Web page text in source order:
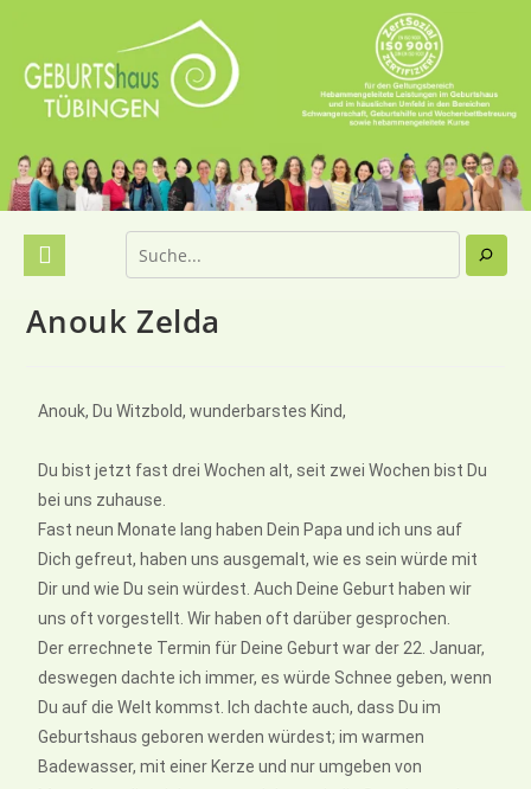
Anouk Zelda
Anouk, Du Witzbold, wunderbarstes Kind,
Du bist jetzt fast drei Wochen alt, seit zwei Wochen bist Du
bei uns zuhause.
Fast neun Monate lang haben Dein Papa und ich uns auf
Dich gefreut, haben uns ausgemalt, wie es sein würde mit
Dir und wie Du sein würdest. Auch Deine Geburt haben wir
uns oft vorgestellt. Wir haben oft darüber gesprochen.
Der errechnete Termin für Deine Geburt war der 22. Januar,
deswegen dachte ich immer, es würde Schnee geben, wenn
Du auf die Welt kommst. Ich dachte auch, dass Du im
Geburtshaus geboren werden würdest; im warmen
Badewasser, mit einer Kerze und nur umgeben von